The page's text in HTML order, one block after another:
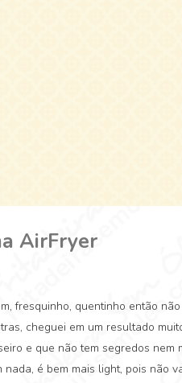
AirFryer
fresquinho, quentinho então
cheguei em um resultado
e que não tem segredos nem
é bem mais light, pois não